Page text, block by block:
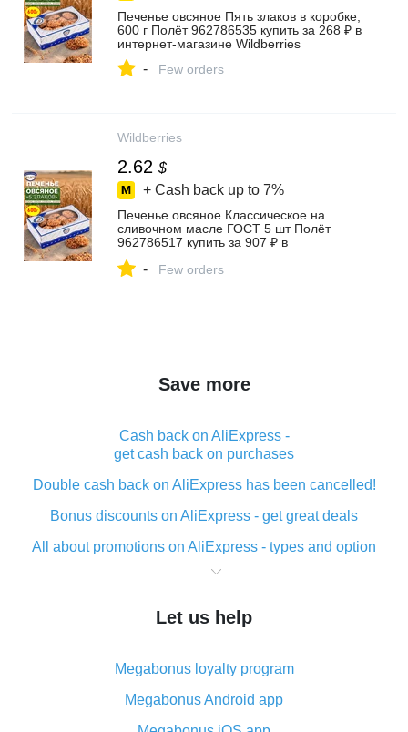
Печенье овсяное Пять злаков в коробке,
600 г Полёт 962786535 купить за 268 ₽ в
интернет‑магазине Wildberries
- Few orders
Wildberries
2.62 $
+ Cash back up to 7%
Печенье овсяное Классическое на
сливочном масле ГОСТ 5 шт Полёт
962786517 купить за 907 ₽ в
- Few orders
Save more
Cash back on AliExpress -
get cash back on purchases
Double cash back on AliExpress has been cancelled!
Bonus discounts on AliExpress - get great deals
All about promotions on AliExpress - types and option
What is cash back when making purchases on
The best place to download cash back for AliExpress
What is the AliExpress cash back plugin and what are
its advantages
Cash back from the AliExpress mobile app -
Let us help
Megabonus loyalty program
Megabonus Android app